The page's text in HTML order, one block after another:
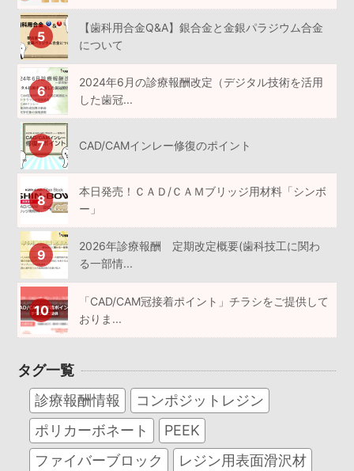
【歯科用合金Q&A】銀合金と金銀パラジウム合金
について
2024年6月の診療報酬改定（デジタル技術を活用
した歯冠...
CAD/CAMインレー修復のポイント
本日発売！ＣＡＤ/ＣＡＭブリッジ用材料「シンボ
ー」
2026年診療報酬 定期改定概要(歯科技工に関わ
る一部情...
「CAD/CAM冠接着ポイント」チラシをご提供して
おりま...
タグ一覧
診療報酬情報
コンポジットレジン
ポリカーボネート
PEEK
ファイバーブロック
レジン用表面滑沢材